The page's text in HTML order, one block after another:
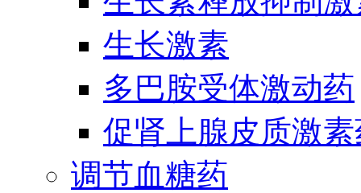
生长激素
多巴胺受体激动药
促肾上腺皮质激
调节血糖药